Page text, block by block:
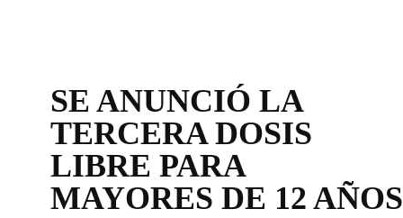
SE ANUNCIÓ LA
TERCERA DOSIS
LIBRE PARA
MAYORES DE 12 AÑOS